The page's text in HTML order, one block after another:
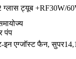
ग्लास ट्यूब +RF30W/
पंप
इन एग्जॉस्ट फैन,